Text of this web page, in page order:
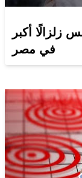
زلزالًا أكبر
في مصر